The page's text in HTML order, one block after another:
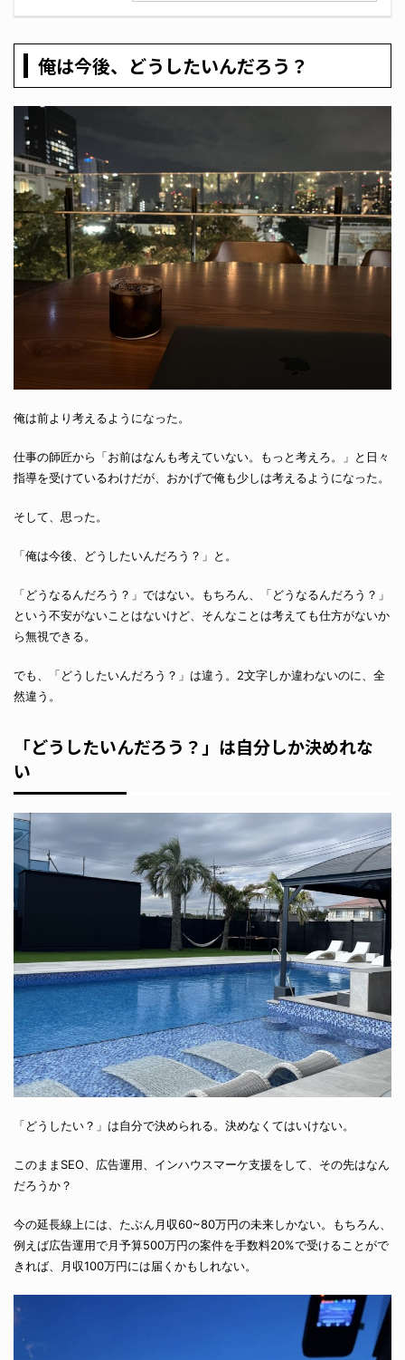
俺は今後、どうしたいんだろう？
俺は前より考えるようになった。
仕事の師匠から「お前はなんも考えていない。もっと考えろ。」と日々
指導を受けているわけだが、おかげで俺も少しは考えるようになった。
そして、思った。
「俺は今後、どうしたいんだろう？」と。
「どうなるんだろう？」ではない。もちろん、「どうなるんだろう？」
という不安がないことはないけど、そんなことは考えても仕方がないか
ら無視できる。
でも、「どうしたいんだろう？」は違う。2文字しか違わないのに、全
然違う。
「どうしたいんだろう？」は自分しか決めれな
い
「どうしたい？」は自分で決められる。決めなくてはいけない。
このままSEO、広告運用、インハウスマーケ支援をして、その先はなん
だろうか？
今の延長線上には、たぶん月収60~80万円の未来しかない。もちろん、
例えば広告運用で月予算500万円の案件を手数料20%で受けることがで
きれば、月収100万円には届くかもしれない。